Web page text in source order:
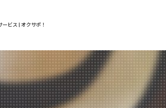
ビス | オクサポ！